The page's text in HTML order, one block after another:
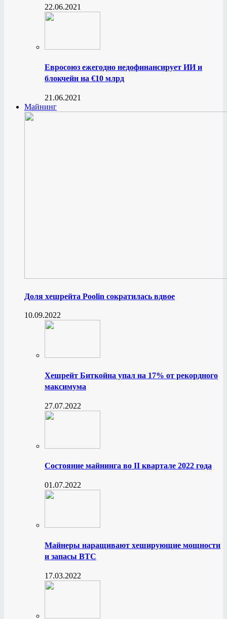
22.06.2021
Евросоюз ежегодно недофинансирует ИИ и
блокчейн на €10 млрд
21.06.2021
Майнинг
Доля хешрейта Poolin сократилась вдвое
10.09.2022
Хешрейт Биткойна упал на 17% от рекордного
максимума
27.07.2022
Состояние майнинга во II квартале 2022 года
01.07.2022
Майнеры наращивают хеширующие мощности
и запасы BTC
17.03.2022